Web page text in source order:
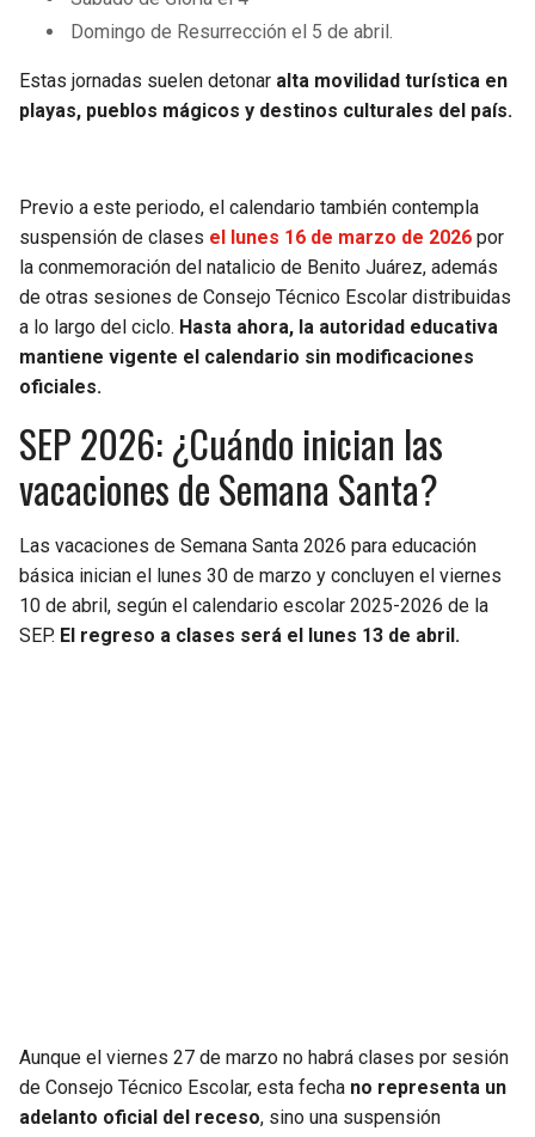
Domingo de Resurrección el 5 de abril.
Estas jornadas suelen detonar alta movilidad turística en
playas, pueblos mágicos y destinos culturales del país.
Previo a este periodo, el calendario también contempla
suspensión de clases el lunes 16 de marzo de 2026 por
la conmemoración del natalicio de Benito Juárez, además
de otras sesiones de Consejo Técnico Escolar distribuidas
a lo largo del ciclo. Hasta ahora, la autoridad educativa
mantiene vigente el calendario sin modificaciones
oficiales.
SEP 2026: ¿Cuándo inician las
vacaciones de Semana Santa?
Las vacaciones de Semana Santa 2026 para educación
básica inician el lunes 30 de marzo y concluyen el viernes
10 de abril, según el calendario escolar 2025-2026 de la
SEP. El regreso a clases será el lunes 13 de abril.
Aunque el viernes 27 de marzo no habrá clases por sesión
de Consejo Técnico Escolar, esta fecha no representa un
adelanto oficial del receso, sino una suspensión